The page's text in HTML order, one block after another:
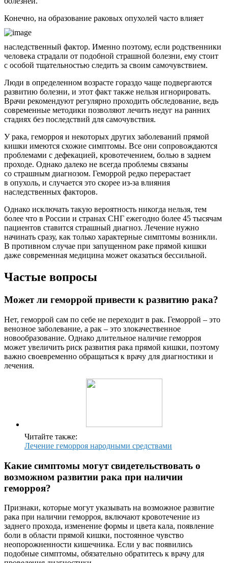
Конечно, на образование раковых опухолей часто влияет
наследственный фактор. Именно поэтому, если родственники
человека страдали от подобной страшной болезни, ему стоит
с особой тщательностью следить за своим самочувствием.
Люди в определенном возрасте гораздо чаще подвергаются
развитию болезни, и этот факт также нельзя игнорировать.
Врачи рекомендуют регулярно проходить обследование, ведь
современные методики позволяют лечить недуг на ранних
стадиях без последствий для самочувствия.
У рака, геморроя и некоторых других заболеваний прямой
кишки имеются схожие симптомы. Все они сопровождаются
проблемами с дефекацией, кровотечением, болью в заднем
проходе. Однако далеко не всегда проблемы связаны
со страшным диагнозом. Геморрой редко перерастает
в опухоль, и случается это скорее из-за влияния
наследственных факторов.
Однако исключать такую вероятность никогда нельзя, тем
более что в России и странах СНГ ежегодно более 45 тысячам
пациентов ставится страшный диагноз. Лечение нужно
начинать сразу, как только характерные симптомы возникли.
В противном случае при запущенном раке прямой кишки
даже современная медицина может оказаться бессильной.
Частые вопросы
Может ли геморрой привести к развитию рака?
Нет, геморрой сам по себе не переходит в рак. Геморрой – это
венозное заболевание, а рак – это злокачественное
новообразование. Однако длительное наличие геморроя
может увеличить риск развития рака прямой кишки, поэтому
важно своевременно обращаться к врачу для диагностики и
лечения.
Читайте также:
Лечение геморроя народными средствами
Какие симптомы могут свидетельствовать о
возможном развитии рака при наличии
геморроя?
Признаки, которые могут указывать на возможное развитие
рака при наличии геморроя, включают кровотечение из
заднего прохода, изменение формы и цвета кала, появление
боли в области прямой кишки, постоянное чувство
неопорожненности кишечника. Если у вас появились
подобные симптомы, обязательно обратитесь к врачу для